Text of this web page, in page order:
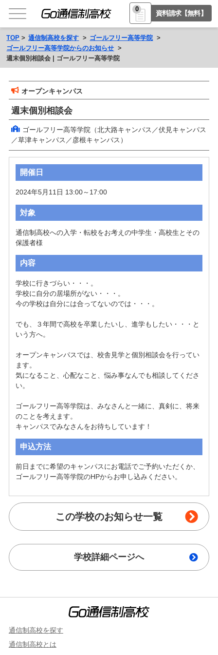
0
資料請求【無料】
TOP 通信制高校を探す
ゴールフリー高等学院
ゴールフリー高等学院からのお知らせ
週末個別相談会 | ゴールフリー高等学院
オープンキャンパス
週末個別相談会
ゴールフリー高等学院（北大路キャンパス／伏見キャンパス
／草津キャンパス／彦根キャンパス）
開催日
2024年5月11日 13:00～17:00
対象
通信制高校への入学・転校をお考えの中学生・高校生とその
保護者様
内容
学校に行きづらい・・・。
学校に自分の居場所がない・・・。
今の学校は自分には合ってないのでは・・・。
でも、３年間で高校を卒業したいし、進学もしたい・・・と
いう方へ。
オープンキャンパスでは、校舎見学と個別相談会を行ってい
ます。
気になること、心配なこと、悩み事なんでも相談してくださ
い。
ゴールフリー高等学院は、みなさんと一緒に、真剣に、将来
のことを考えます。
キャンパスでみなさんをお待ちしています！
申込方法
前日までに希望のキャンパスにお電話でご予約いただくか、
ゴールフリー高等学院のHPからお申し込みください。
この学校のお知らせ一覧
学校詳細ページへ
通信制高校を探す
通信制高校とは